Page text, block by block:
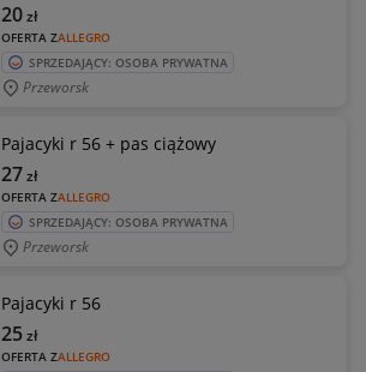
OFERTA ZALLEGRO
20zł
SPRZEDAJĄCY: OSOBA PRYWATNA
Przeworsk
Pajacyki r 56 + pas ciążowy
OFERTA ZALLEGRO
27zł
SPRZEDAJĄCY: OSOBA PRYWATNA
Przeworsk
Pajacyki r 56
OFERTA ZALLEGRO
25zł